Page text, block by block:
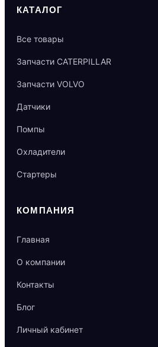
КАТАЛОГ
Все товары
Запчасти CATERPILLAR
Запчасти VOLVO
Датчики
Помпы
Охладители
Стартеры
КОМПАНИЯ
Главная
О компании
Контакты
Блог
Личный кабинет